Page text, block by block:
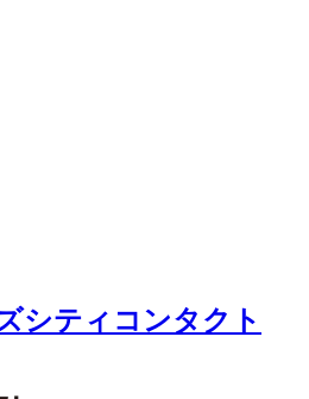
シティコンタクト